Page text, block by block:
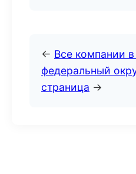
← Все компании
федеральный
страница →